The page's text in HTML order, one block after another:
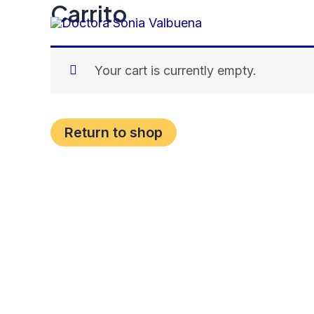
Carrito
Your cart is currently empty.
Return to shop